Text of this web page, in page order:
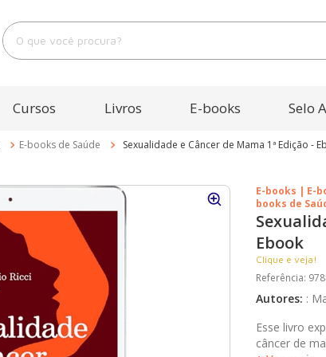
O que você procura?
Cursos Livros E-books Selo
E-books de Saúde Sexualidade e Câncer de Mama 1ª Edição -
E-books | E-
books de
Ebook
Clique e veja!
Referência:
Autores: :
Esse livro
câncer de